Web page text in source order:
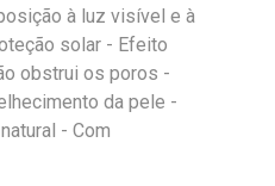
à luz visível e à
solar - Efeito
obstrui os poros -
da pele -
- Com